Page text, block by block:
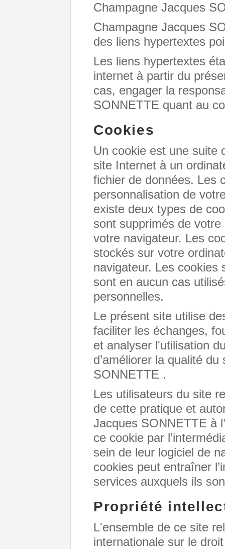
Champagne Jacques
Champagne Jacques
des liens hypertextes
Les liens hypertextes
internet à partir du
cas, engager la
SONNETTE quant au
Cookies
Un cookie est une suite
site Internet à un
fichier de données. Les
personnalisation de
existe deux types de
sont supprimés de
votre navigateur. Les
stockés sur votre
navigateur. Les cookies
sont en aucun cas
personnelles.
Le présent site utilise
faciliter les échanges,
et analyser l'utilisation
d’améliorer la qualité
SONNETTE .
Les utilisateurs du site
de cette pratique et
Jacques SONNETTE à
ce cookie par
sein de leur logiciel de
cookies peut entraîner
services auxquels ils
Propriété
L'ensemble de ce site
internationale sur le